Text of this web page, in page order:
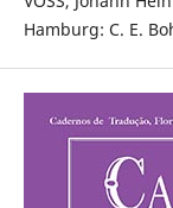
Hamburg: C. E.